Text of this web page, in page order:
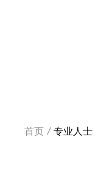
首页 / 专业人士